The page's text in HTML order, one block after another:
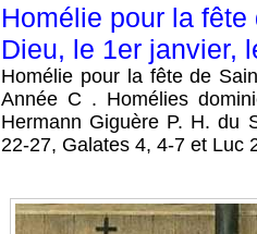
Homélie pour la
Dieu, le 1er janvier,
Homélie pour la fête de
Année C . Homélies
Hermann Giguère P. H. du
22-27, Galates 4, 4-7 et Luc